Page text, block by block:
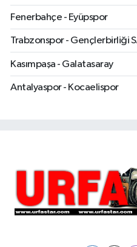
Fenerbahçe - Eyüpspor
Trabzonspor - Gençlerbirliği
Kasımpaşa - Galatasaray
Antalyaspor - Kocaelispor